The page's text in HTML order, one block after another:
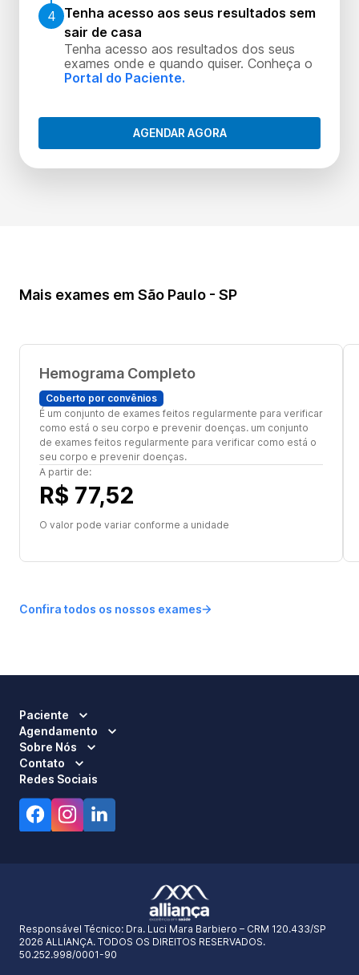
4 Tenha acesso aos seus resultados sem
sair de casa
Tenha acesso aos resultados dos seus
exames onde e quando quiser. Conheça o
Portal do Paciente.
AGENDAR AGORA
Mais exames em São Paulo - SP
Hemograma Completo
Coberto por convênios
É um conjunto de exames feitos regularmente para verificar
como está o seu corpo e prevenir doenças. um conjunto
de exames feitos regularmente para verificar como está o
seu corpo e prevenir doenças.
A partir de:
R$ 77,52
O valor pode variar conforme a unidade
Confira todos os nossos exames
Paciente
Agendamento
Sobre Nós
Contato
Redes Sociais
Responsável Técnico: Dra. Luci Mara Barbiero – CRM 120.433/SP
2026 ALLIANÇA. TODOS OS DIREITOS RESERVADOS.
50.252.998/0001-90